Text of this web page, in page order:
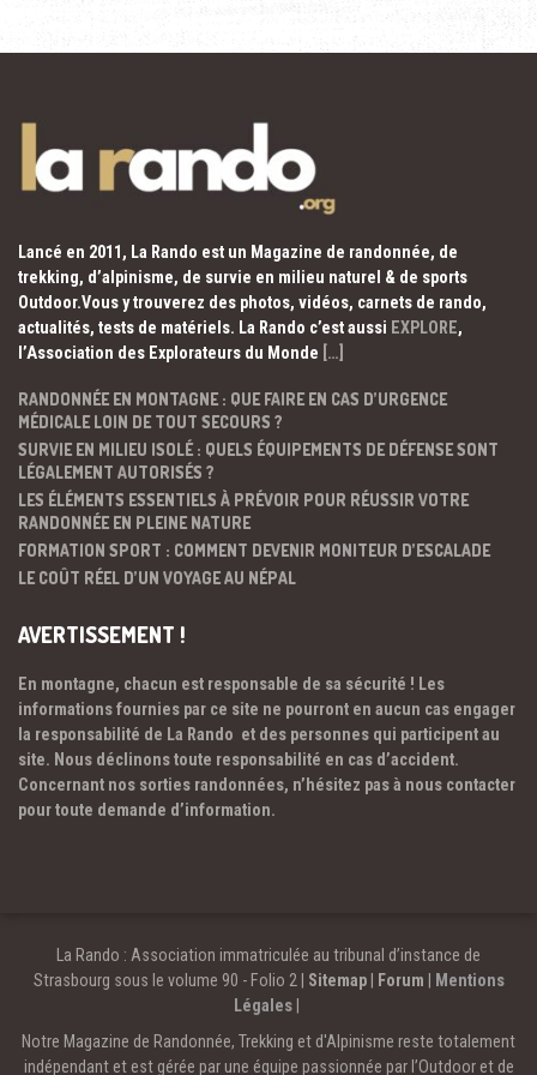
Lancé en 2011, La Rando est un Magazine de randonnée, de
trekking, d’alpinisme, de survie en milieu naturel & de sports
Outdoor.Vous y trouverez des photos, vidéos, carnets de rando,
actualités, tests de matériels. La Rando c’est aussi EXPLORE,
l’Association des Explorateurs du Monde […]
RANDONNÉE EN MONTAGNE : QUE FAIRE EN CAS D’URGENCE
MÉDICALE LOIN DE TOUT SECOURS ?
SURVIE EN MILIEU ISOLÉ : QUELS ÉQUIPEMENTS DE DÉFENSE SONT
LÉGALEMENT AUTORISÉS ?
LES ÉLÉMENTS ESSENTIELS À PRÉVOIR POUR RÉUSSIR VOTRE
RANDONNÉE EN PLEINE NATURE
FORMATION SPORT : COMMENT DEVENIR MONITEUR D’ESCALADE
LE COÛT RÉEL D’UN VOYAGE AU NÉPAL
AVERTISSEMENT !
En montagne, chacun est responsable de sa sécurité ! Les
informations fournies par ce site ne pourront en aucun cas engager
la responsabilité de La Rando et des personnes qui participent au
site. Nous déclinons toute responsabilité en cas d’accident.
Concernant nos sorties randonnées, n’hésitez pas à nous contacter
pour toute demande d’information.
La Rando : Association immatriculée au tribunal d’instance de
Strasbourg sous le volume 90 - Folio 2 | Sitemap| Forum
Mentions
Légales
Notre Magazine de Randonnée, Trekking et d'Alpinisme reste totalement
indépendant et est gérée par une équipe passionnée par l’Outdoor et de